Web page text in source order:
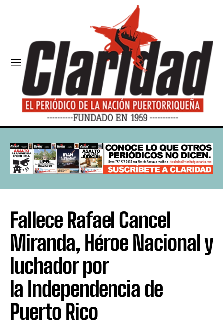
Fallece Rafael Cancel
Miranda, Héroe Nacional y
luchador por
la Independencia de
Puerto Rico